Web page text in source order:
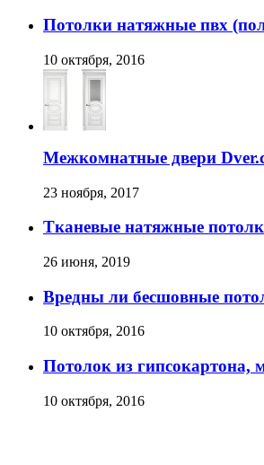
Потолки натяжные пвх
10 октября, 2016
Межкомнатные двери
23 ноября, 2017
Тканевые натяжные
26 июня, 2019
Вредны ли бесшовные
10 октября, 2016
Потолок из
10 октября, 2016